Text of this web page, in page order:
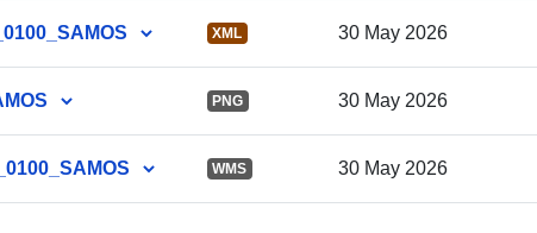
XML 30 May 2026
PNG 30 May 2026
WMS 30 May 2026